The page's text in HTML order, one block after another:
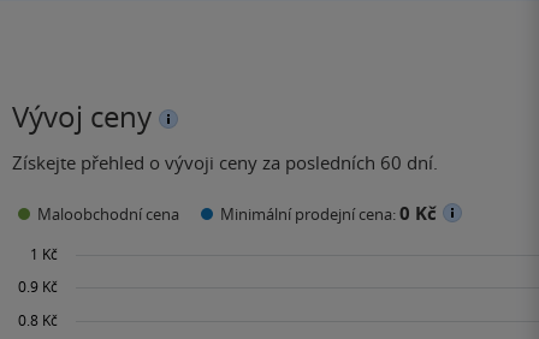
Vývoj ceny
Získejte přehled o vývoji ceny za posledních 60 dní.
Maloobchodní cena Minimální prodejní cena:0 Kč